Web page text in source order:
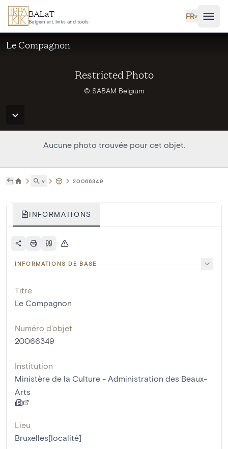
Aller au contenu principal
BALaT
Belgian art, links and tools
FR˅
Restricted Photo
© SABAM Belgium
Le Compagnon
Aucune photo trouvée pour cet objet.
˅ 20066349
INFORMATIONS
INFORMATIONS DE BASE
Titre
Le Compagnon
Numéro d'objet
20066349
Institution
Ministère de la Culture - Administration des Beaux-
Arts
Lieu
Bruxelles[localité]